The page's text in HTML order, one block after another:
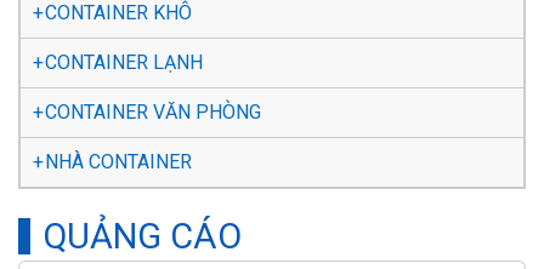
CONTAINER KHÔ
CONTAINER LẠNH
CONTAINER VĂN PHÒNG
NHÀ CONTAINER
QUẢNG CÁO